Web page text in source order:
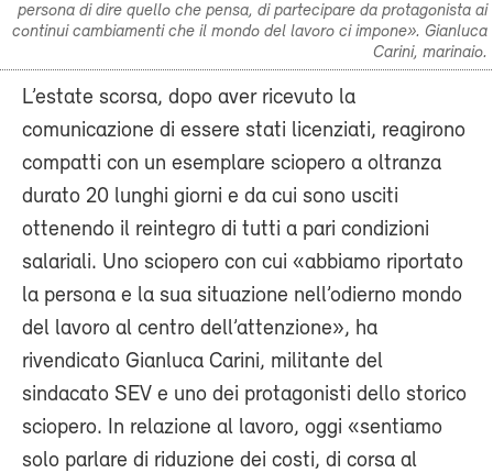
persona di dire quello che pensa, di partecipare da protagonista ai
continui cambiamenti che il mondo del lavoro ci impone». Gianluca
Carini, marinaio.
L’estate scorsa, dopo aver ricevuto la
comunicazione di essere stati licenziati, reagirono
compatti con un esemplare sciopero a oltranza
durato 20 lunghi giorni e da cui sono usciti
ottenendo il reintegro di tutti a pari condizioni
salariali. Uno sciopero con cui «abbiamo riportato
la persona e la sua situazione nell’odierno mondo
del lavoro al centro dell’attenzione», ha
rivendicato Gianluca Carini, militante del
sindacato SEV e uno dei protagonisti dello storico
sciopero. In relazione al lavoro, oggi «sentiamo
solo parlare di riduzione dei costi, di corsa al